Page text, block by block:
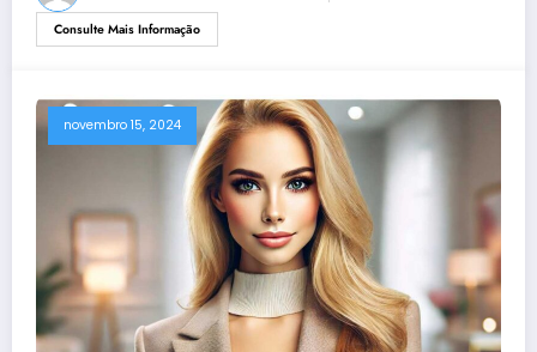
Consulte Mais Informação
novembro 15, 2024